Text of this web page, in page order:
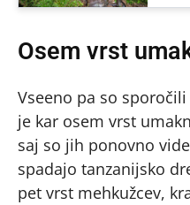
Osem vrst
Vseeno pa so
je kar osem vrst
saj so jih ponovno
spadajo tanzanijsko
pet vrst mehkužcev,